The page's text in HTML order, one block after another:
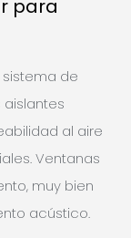
para
de
al aire
Ventanas
muy bien
acústico.